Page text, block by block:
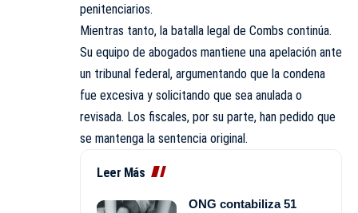
penitenciarios.
Mientras tanto, la batalla legal de Combs continúa.
Su equipo de abogados mantiene una apelación ante
un tribunal federal, argumentando que la condena
fue excesiva y solicitando que sea anulada o
revisada. Los fiscales, por su parte, han pedido que
se mantenga la sentencia original.
Leer Más
ONG contabiliza 51